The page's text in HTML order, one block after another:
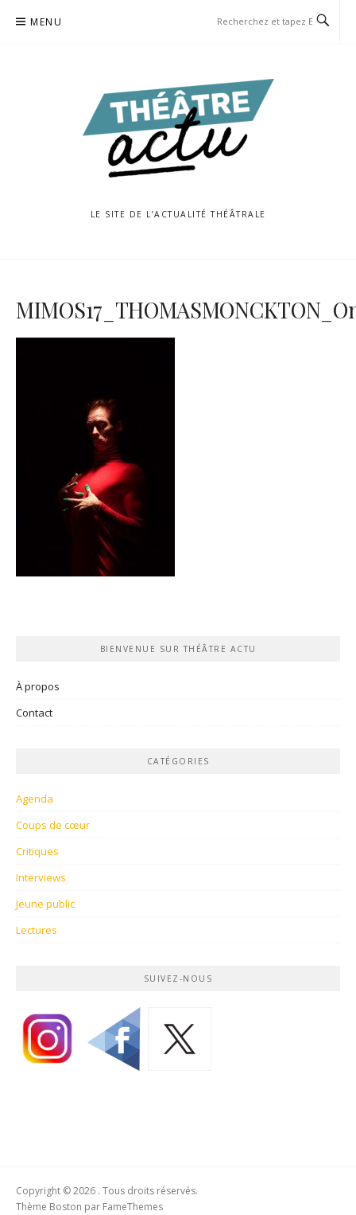
MENU
LE SITE DE L’ACTUALITÉ THÉÂTRALE
BIENVENUE SUR THÉÂTRE ACTU
À propos
Contact
CATÉGORIES
Agenda
Coups de cœur
Critiques
Interviews
Jeune public
Lectures
SUIVEZ-NOUS
Copyright © 2026 . Tous droits réservés.
Thème Boston par FameThemes